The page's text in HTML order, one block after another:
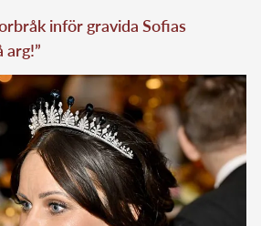
inför gravida Sofias
arg!”